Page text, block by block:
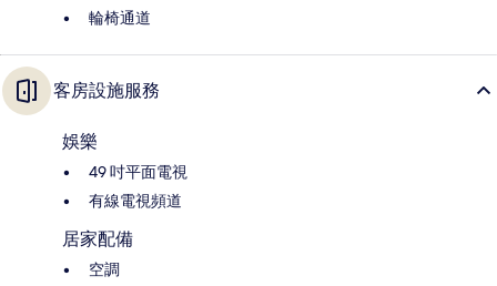
輪椅通道
客房設施服務
娛樂
49 吋平面電視
有線電視頻道
居家配備
空調